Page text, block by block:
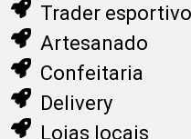
Trader esportivo
Artesanado
Confeitaria
Delivery
Lojas locais